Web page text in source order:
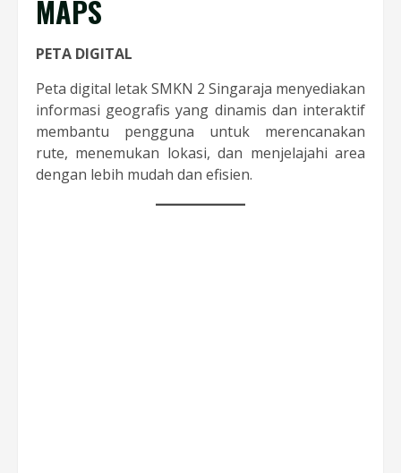
MAPS
PETA DIGITAL
Peta digital letak SMKN 2 Singaraja menyediakan
informasi geografis yang dinamis dan interaktif
membantu pengguna untuk merencanakan
rute, menemukan lokasi, dan menjelajahi area
dengan lebih mudah dan efisien.